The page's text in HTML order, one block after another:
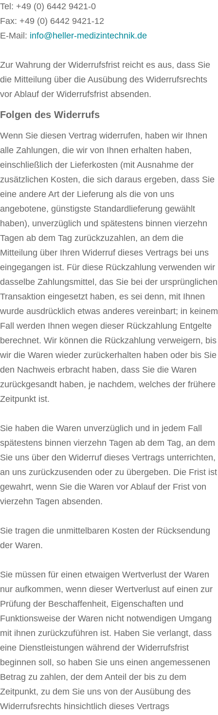
Tel: +49 (0) 6442 9421-0
Fax: +49 (0) 6442 9421-12
E-Mail: info@heller-medizintechnik.de
Zur Wahrung der Widerrufsfrist reicht es aus, dass Sie
die Mitteilung über die Ausübung des Widerrufsrechts
vor Ablauf der Widerrufsfrist absenden.
Folgen des Widerrufs
Wenn Sie diesen Vertrag widerrufen, haben wir Ihnen
alle Zahlungen, die wir von Ihnen erhalten haben,
einschließlich der Lieferkosten (mit Ausnahme der
zusätzlichen Kosten, die sich daraus ergeben, dass Sie
eine andere Art der Lieferung als die von uns
angebotene, günstigste Standardlieferung gewählt
haben), unverzüglich und spätestens binnen vierzehn
Tagen ab dem Tag zurückzuzahlen, an dem die
Mitteilung über Ihren Widerruf dieses Vertrags bei uns
eingegangen ist. Für diese Rückzahlung verwenden wir
dasselbe Zahlungsmittel, das Sie bei der ursprünglichen
Transaktion eingesetzt haben, es sei denn, mit Ihnen
wurde ausdrücklich etwas anderes vereinbart; in keinem
Fall werden Ihnen wegen dieser Rückzahlung Entgelte
berechnet. Wir können die Rückzahlung verweigern, bis
wir die Waren wieder zurückerhalten haben oder bis Sie
den Nachweis erbracht haben, dass Sie die Waren
zurückgesandt haben, je nachdem, welches der frühere
Zeitpunkt ist.
Sie haben die Waren unverzüglich und in jedem Fall
spätestens binnen vierzehn Tagen ab dem Tag, an dem
Sie uns über den Widerruf dieses Vertrags unterrichten,
an uns zurückzusenden oder zu übergeben. Die Frist ist
gewahrt, wenn Sie die Waren vor Ablauf der Frist von
vierzehn Tagen absenden.
Sie tragen die unmittelbaren Kosten der Rücksendung
der Waren.
Sie müssen für einen etwaigen Wertverlust der Waren
nur aufkommen, wenn dieser Wertverlust auf einen zur
Prüfung der Beschaffenheit, Eigenschaften und
Funktionsweise der Waren nicht notwendigen Umgang
mit ihnen zurückzuführen ist. Haben Sie verlangt, dass
eine Dienstleistungen während der Widerrufsfrist
beginnen soll, so haben Sie uns einen angemessenen
Betrag zu zahlen, der dem Anteil der bis zu dem
Zeitpunkt, zu dem Sie uns von der Ausübung des
Widerrufsrechts hinsichtlich dieses Vertrags